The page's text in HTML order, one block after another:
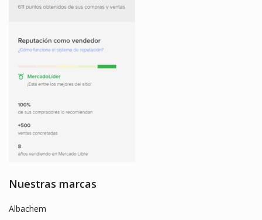
Nuestras marcas
Albachem